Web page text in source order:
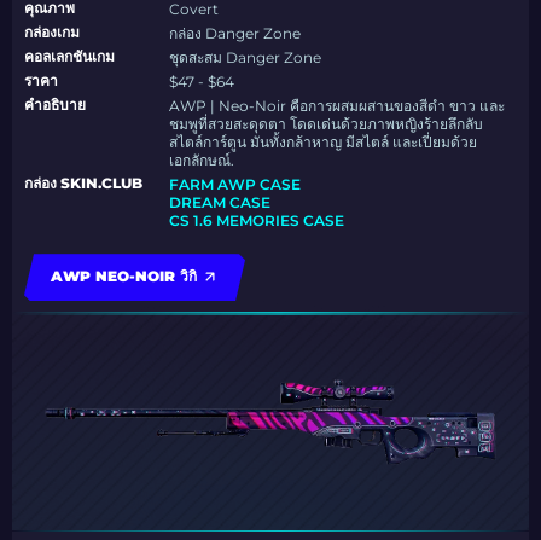
คุณภาพ
Covert
กล่องเกม
กล่อง Danger Zone
คอลเลกชันเกม
ชุดสะสม Danger Zone
ราคา
$47 - $64
คำอธิบาย
AWP | Neo-Noir คือการผสมผสานของสีดำ ขาว และ
ชมพูที่สวยสะดุดตา โดดเด่นด้วยภาพหญิงร้ายลึกลับ
สไตล์การ์ตูน มันทั้งกล้าหาญ มีสไตล์ และเปี่ยมด้วย
เอกลักษณ์.
กล่อง SKIN.CLUB
FARM AWP CASE
DREAM CASE
CS 1.6 MEMORIES CASE
AWP NEO-NOIR วิกิ